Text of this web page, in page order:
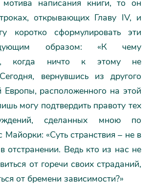
мотива написания книги, то он
открывающих Главу IV, и
коротко сформулировать эти
образом: «К чему
когда ничто к этому не
вернувшись из другого
расположенного на этой
могу подтвердить правоту тех
сделанных мною по
Майорки: «Суть странствия – не в
отстранении. Ведь кто из нас не
от горечи своих страданий,
от бремени зависимости?»